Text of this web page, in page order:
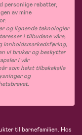
personlige rabatter,
av mine
og lignende teknologier
i tilbudene våre,
innholdsmarkedsføring,
vi bruker og beskytter
i vår
som helst tilbakekalle
og
til barnefamilien. Hos